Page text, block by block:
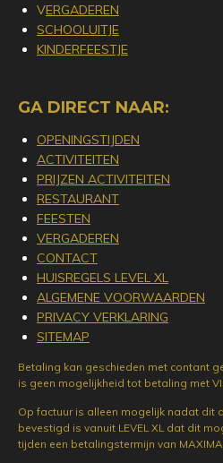
VERGADEREN
SCHOOLUITJE
KINDERFEESTJE
GA DIRECT NAAR:
OPENINGSTIJDEN
ACTIVITEITEN
PRIJZEN ACTIVITEITEN
RESTAURANT
FEESTEN
VERGADEREN
CONTACT
HUISREGELS LEVEL XL
ALGEMENE VOORWAARDEN
PRIVACY VERKLARING
SITEMAP
Betaling kan geschieden met contant
is geen mogelijkheid tot betaling met
Op factuur is alleen mogelijk nadat dit
bevestigd is vanuit LEVEL XL dat dit
tijden een betalingstermijn van